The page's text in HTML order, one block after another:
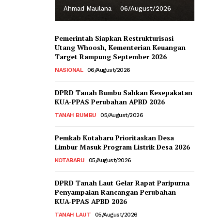
Ahmad Maulana - 06/August/2026
Pemerintah Siapkan Restrukturisasi
Utang Whoosh, Kementerian Keuangan
Target Rampung September 2026
NASIONAL 06/August/2026
DPRD Tanah Bumbu Sahkan Kesepakatan
KUA-PPAS Perubahan APBD 2026
TANAH BUMBU 05/August/2026
Pemkab Kotabaru Prioritaskan Desa
Limbur Masuk Program Listrik Desa 2026
KOTABARU 05/August/2026
DPRD Tanah Laut Gelar Rapat Paripurna
Penyampaian Rancangan Perubahan
KUA-PPAS APBD 2026
TANAH LAUT 05/August/2026